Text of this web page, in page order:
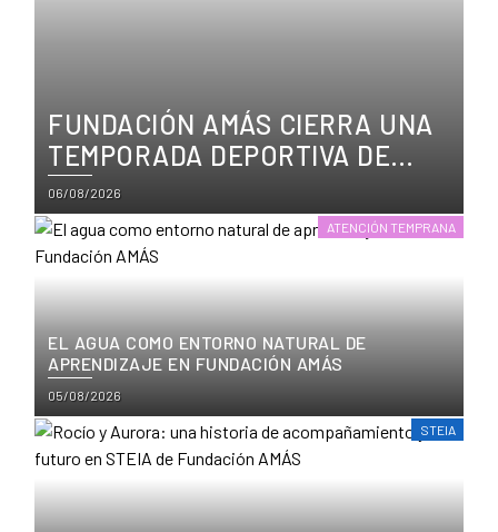
FUNDACIÓN AMÁS CIERRA UNA
TEMPORADA DEPORTIVA DE
CRECIMIENTO, TÍTULOS Y
PARTICIPACIÓN
Posted
on
06/08/2026
ATENCIÓN TEMPRANA
EL AGUA COMO ENTORNO NATURAL DE
APRENDIZAJE EN FUNDACIÓN AMÁS
Posted
on
05/08/2026
STEIA